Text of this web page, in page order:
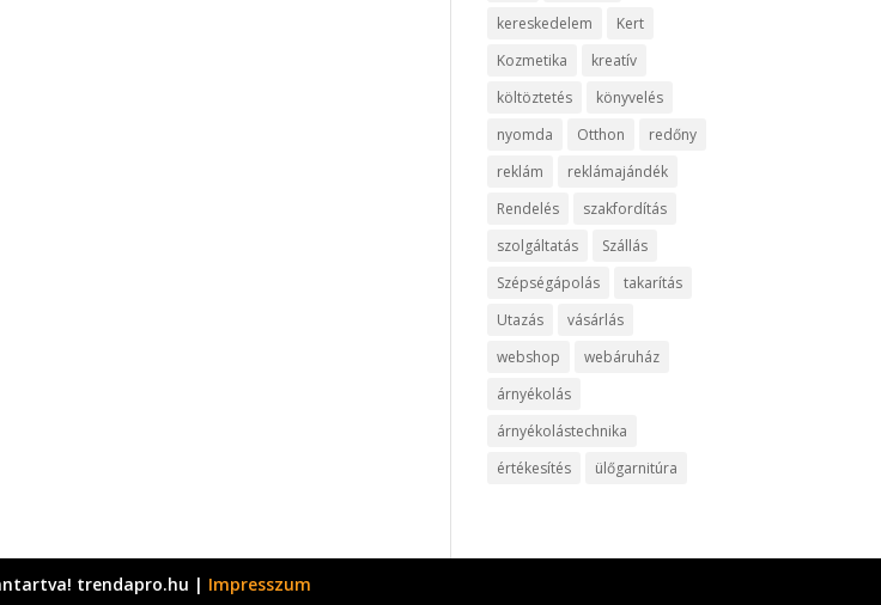
kereskedelem
Kert
Kozmetika
kreatív
költöztetés
könyvelés
nyomda
Otthon
redőny
reklám
reklámajándék
Rendelés
szakfordítás
szolgáltatás
Szállás
Szépségápolás
takarítás
Utazás
vásárlás
webshop
webáruház
árnyékolás
árnyékolástechnika
értékesítés
ülőgarnitúra
trendapro.hu | Impresszum